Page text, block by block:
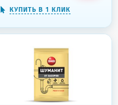
КУПИТЬ В 1 КЛИК